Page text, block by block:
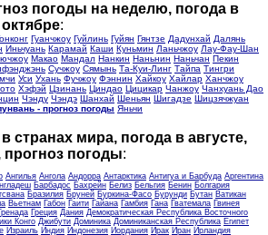
погоды на неделю, погода в
:
Гуанчжоу Гуйлинь Гуйян Гянтзе Дадунхай Далянь
Иньчуань Карамай Каши Куньмин Ланьчжоу Лау-Фау-Шан
Макао Мандал Нанкин Наньнин Наньчан Пекин
Сучжоу Сямынь Та-Куи-Линг Тайпа Тингри
Уси Ухань Фучжоу Фэннин Хайкоу Хайлар Ханчжоу
Хэфэй Цзинань Циндао Цицикар Чанжоу Чанхуань Дао
Чэнду Чэндэ Шанхай Шеньян Шигадзе Шицзячжуан
- прогноз погоды Яньчи
странах мира, погода в августе,
прогноз погоды:
Ангилья Ангола Андорра Антарктика Антигуа и Барбуда Аргентина
Барбадос Бахрейн Белиз Бельгия Бенин Болгария
Бразилия Бруней Буркина-Фасо Бурунди Бутан Ватикан
Вьетнам Габон Гаити Гайана Гамбия Гана Гватемала Гвинея
Греция Дания Демократическая Республика Восточного
Конго Джибути Доминика Доминиканская Республика Египет
Израиль Индия Индонезия Иордания Ирак Иран Ирландия